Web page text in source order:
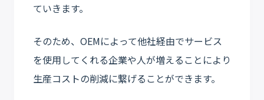
ていきます。
そのため、OEMによって他社経由でサービス
を使用してくれる企業や人が増えることにより
生産コストの削減に繋げることができます。